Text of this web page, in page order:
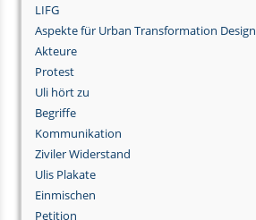
LIFG
Aspekte für Urban Transformation Design
Akteure
Protest
Uli hört zu
Begriffe
Kommunikation
Ziviler Widerstand
Ulis Plakate
Einmischen
Petition